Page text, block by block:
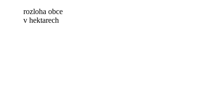
rozloha obce
v hektarech